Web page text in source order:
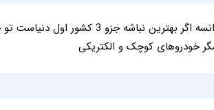
تو زمینه هتل داری و تشریفات فرانسه اگر بهترین نباشه
خودروهای کوچک و الکتریکی